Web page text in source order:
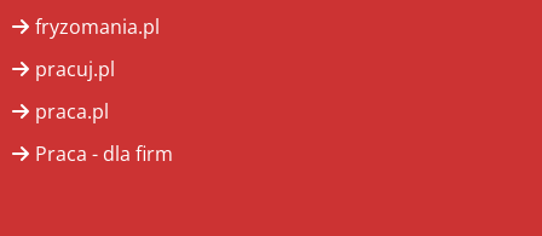
fryzomania.pl
pracuj.pl
praca.pl
Praca - dla firm